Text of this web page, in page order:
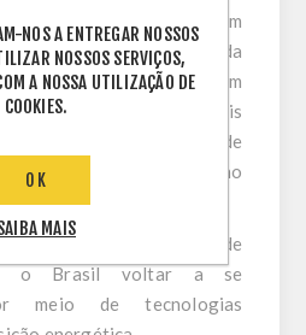
setor solar, este será um
sustentável da
direta na vida em
consumo de combustíveis
de emissões de gases de
e a segunda maior no
Petrobras traz uma grande
o Brasil voltar a se
meio de tecnologias
NOS A ENTREGAR NOSSOS
NOSSOS SERVIÇOS,
A NOSSA UTILIZAÇÃO DE
COOKIES.
OK
MAIS